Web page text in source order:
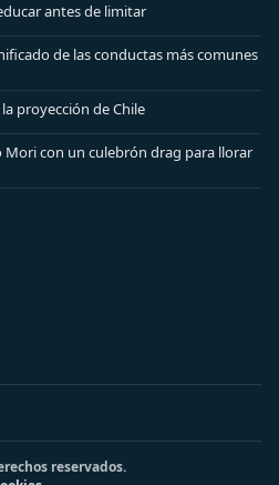
antes de limitar
de las conductas más comunes
proyección de Chile
Mori con un culebrón drag para llorar
reservados.